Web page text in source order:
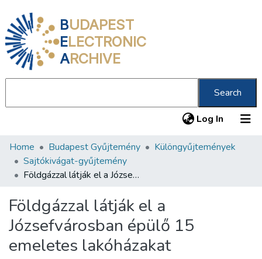
BUDAPEST
ELECTRONIC
ARCHIVE
Search
Log In (current)
Communities & Collections
All of DSpace
About us
Home Budapest Gyűjtemény
Különgyűjtemények
Sajtókivágat-gyűjtemény
Földgázzal látják el a Józsefvárosban épülő 15 emeletes lakóházakat
Földgázzal látják el a
Józsefvárosban épülő 15
emeletes lakóházakat